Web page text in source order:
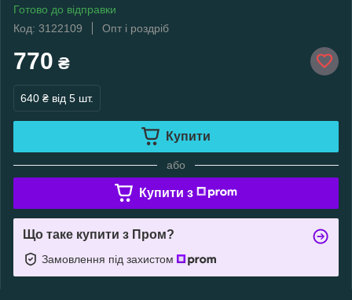
Готово до відправки
Код: 3122109
Опт і роздріб
770 ₴
640 ₴ від 5 шт.
Купити
або
Купити з
Що таке купити з Пром?
Замовлення під захистом